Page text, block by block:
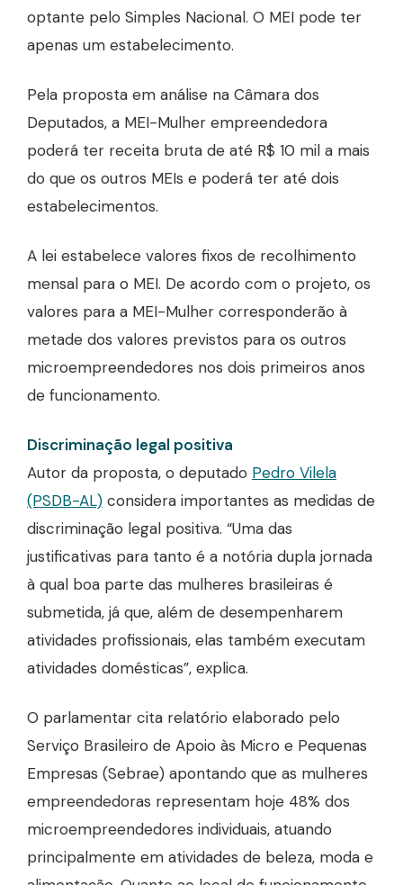
optante pelo Simples Nacional. O MEI pode ter
apenas um estabelecimento.
Pela proposta em análise na Câmara dos
Deputados, a MEI-Mulher empreendedora
poderá ter receita bruta de até R$ 10 mil a mais
do que os outros MEIs e poderá ter até dois
estabelecimentos.
A lei estabelece valores fixos de recolhimento
mensal para o MEI. De acordo com o projeto, os
valores para a MEI-Mulher corresponderão à
metade dos valores previstos para os outros
microempreendedores nos dois primeiros anos
de funcionamento.
Discriminação legal positiva
Autor da proposta, o deputado Pedro Vilela
(PSDB-AL) considera importantes as medidas de
discriminação legal positiva. “Uma das
justificativas para tanto é a notória dupla jornada
à qual boa parte das mulheres brasileiras é
submetida, já que, além de desempenharem
atividades profissionais, elas também executam
atividades domésticas”, explica.
O parlamentar cita relatório elaborado pelo
Serviço Brasileiro de Apoio às Micro e Pequenas
Empresas (Sebrae) apontando que as mulheres
empreendedoras representam hoje 48% dos
microempreendedores individuais, atuando
principalmente em atividades de beleza, moda e